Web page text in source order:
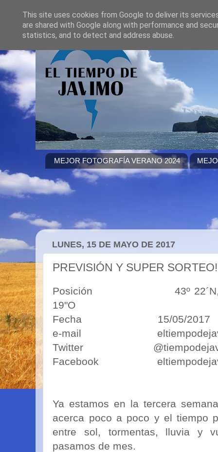
MEJOR FOTOGRAFÍA VERANO 2024
LUNES, 15 DE MAYO DE 2017
PREVISIÓN Y SUPER
Posición 43º 22´N,
19"O
Fecha 15/05/2017
e-mail
Twitter
Facebook
Ya estamos en la tercera
acerca poco a poco y el tiempo
entre sol, tormentas, lluvia y
pasamos de mes.
This site uses cookies from Google to deliver its
are shared with Google along with performance and
statistics, and to detect and address abuse.